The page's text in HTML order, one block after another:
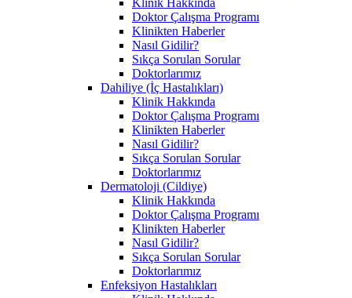
Doktor Çalışma Programı
Klinikten Haberler
Nasıl Gidilir?
Sıkça Sorulan Sorular
Doktorlarımız
Dahiliye (İç Hastalıkları)
Klinik Hakkında
Doktor Çalışma Programı
Klinikten Haberler
Nasıl Gidilir?
Sıkça Sorulan Sorular
Doktorlarımız
Dermatoloji (Cildiye)
Klinik Hakkında
Doktor Çalışma Programı
Klinikten Haberler
Nasıl Gidilir?
Sıkça Sorulan Sorular
Doktorlarımız
Enfeksiyon Hastalıkları